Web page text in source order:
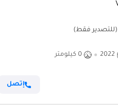
2022 0 كيلومتر
إتصل